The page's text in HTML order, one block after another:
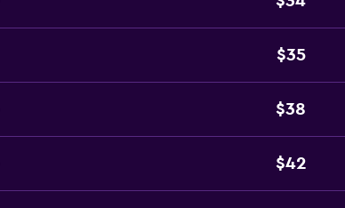
$35
$38
$42